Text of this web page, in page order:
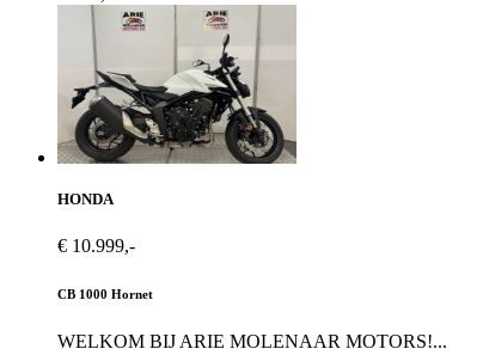
HONDA
€ 10.999,-
CB 1000 Hornet
WELKOM BIJ ARIE MOLENAAR MOTORS!...